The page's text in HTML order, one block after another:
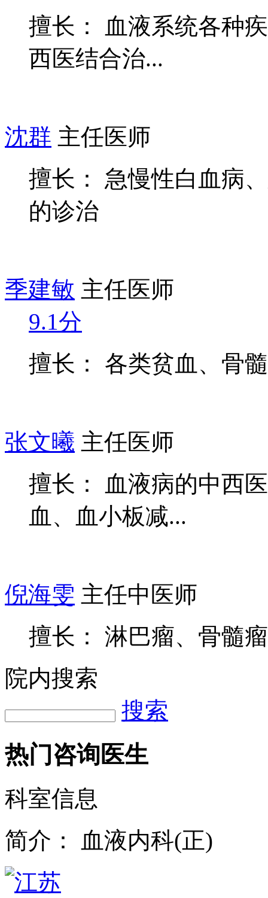
擅长： 血液系统各种
西医结合治...
沈群 主任医师
擅长： 急慢性白血病
的诊治
季建敏 主任医师
9.1分
擅长： 各类贫血、骨
张文曦 主任医师
擅长： 血液病的中西
血、血小板减...
倪海雯 主任中医师
擅长： 淋巴瘤、骨髓
院内搜索
搜索
热门咨询医生
科室信息
简介：
血液内科(正)